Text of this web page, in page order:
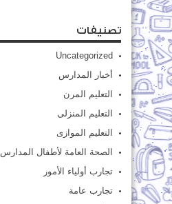
تصنيفات
Uncategorized
أخبار المدارس
التعليم المرن
التعليم المنزلى
التعليم الموازى
الصحة العامة لأطفال المدارس
تجارب أولياء الأمور
تجارب عامة